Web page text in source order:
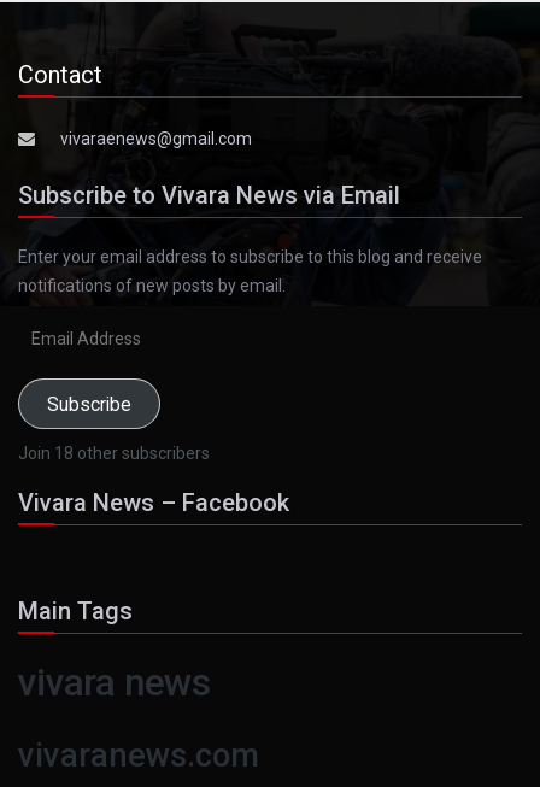
Contact
vivaraenews@gmail.com
Subscribe to Vivara News via Email
Enter your email address to subscribe to this blog and receive
notifications of new posts by email.
Subscribe
Join 18 other subscribers
Vivara News – Facebook
Main Tags
vivara news
vivaranews.com